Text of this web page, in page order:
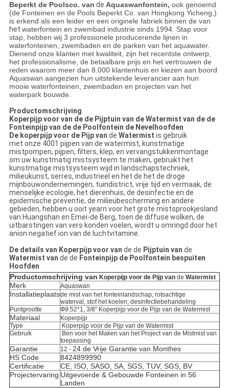
Beperkt de Poolsco. van de Aquaswanfontein, ook genoemd
(de Fonteinen en de Pools Beperkt Co. van Hongkong Yicheng,)
is erkend als een leider en een originele fabriek binnen de van
het waterfontein en zwembad industrie sinds 1994. Stap voor
stap, hebben wij 3 professionele producerende lijnen in
waterfonteinen, zwembaden en de parken van het aquawater.
Dienend onze klanten met kwaliteit, zijn het recentste ontwerp,
het professionalisme, de betaalbare prijs en het vertrouwen de
reden waarom meer dan 8.000 klantenhuis en kiezen aan boord
Aquaswan aangezien hun uitstekende leverancier aan hun
mooie waterfonteinen, zwembaden en projecten van het
waterpark bouwde.
Productomschrijving
Koperpijp voor van de de Pijptuin van de Watermist van de de
Fonteinpijp van de de Poolfontein de Nevelhoofden
De koperpijp voor de Pijp van de Watermist is gebruik
met onze 4001 pijpen van de watermist, kunstmatige
mistpompen, pijpen, filters, klep, en vervangstukkenmontage
om uw kunstmatig mistsysteem te maken, gebruikt het
kunstmatige mistsysteem wijd in landschapstechniek,
milieukunst, serres, industrieel en het de het de droge
mijnbouwondernemingen, tuindistrict, vrije tijd en vermaak, de
menselijke ecologie, het dierenhuis, de desinfectie en de
epidemische preventie, de milieubescherming en andere
gebieden, hebben u ooit yearn voor het grote mistsprookjesland
van Huangshan en Emei-de Berg, toen de diffuse wolken, de
uitbarstingen van vers konden voelen, wordt u omringd door het
anion negatief ion van de luchtvitamine.
De details van Koperpijp voor van de de Pijptuin van de
Watermist van de de Fonteinpijp de Poolfontein bespuiten
Hoofden
Productomschrijving van Koperpijp voor de Pijp vande Watermist
Merk Aquaswan
Installatieplaatsde mist van het fonteinlandschap, rotsachtige
waterval, stof het koelen, desinfectiebehandeling
Puntgrootte
Ф9.52*1, 3/8“ Koperpijp voor de Pijp van de Watermist
Materiaal
Koperpijp
Type
Koperpijp voor de Pijp van de Watermist
Gebruik
Ben voor het Maken van het Project van de Mistmist van
toepassing
Garantie 12 - 24 de Vrije Garantie van Monthes
HS Code
8424899990
Certificatie
CE, ISO, SASO, SA, SGS, TUV, SGS, BV
Projectervaring Uitgevoerde & Gebouwde Fonteinen in 56
Landen